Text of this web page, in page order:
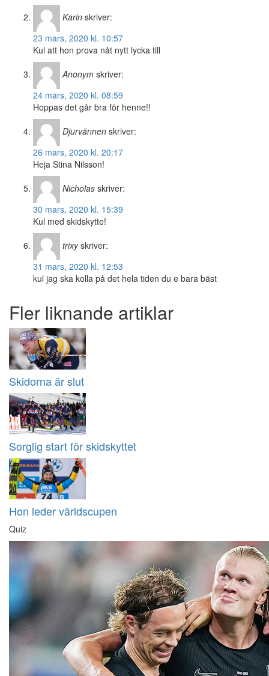
Karin skriver:
23 mars, 2020 kl. 10:57
Kul att hon prova nåt nytt lycka till
Anonym skriver:
24 mars, 2020 kl. 08:59
Hoppas det går bra för henne!!
Djurvännen skriver:
26 mars, 2020 kl. 20:17
Heja Stina Nilsson!
Nicholas skriver:
30 mars, 2020 kl. 15:39
Kul med skidskytte!
trixy skriver:
31 mars, 2020 kl. 12:53
kul jag ska kolla på det hela tiden du e bara bäst
Fler liknande artiklar
Skidorna är slut
Sorglig start för skidskyttet
Hon leder världscupen
Quiz